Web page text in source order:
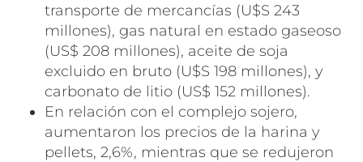
transporte de mercancías (U$S 243
millones), gas natural en estado gaseoso
(US$ 208 millones), aceite de soja
excluido en bruto (U$S 198 millones), y
carbonato de litio (US$ 152 millones).
En relación con el complejo sojero,
aumentaron los precios de la harina y
pellets, 2,6%, mientras que se redujeron